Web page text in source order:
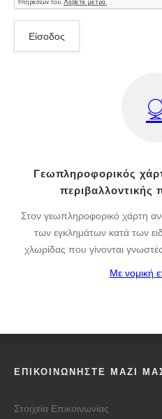
Γεωπληροφορικός
περιβαλλοντικής
Στον γεωπληροφορικό χάρτη
των εγκλημάτων κατά των
χλωρίδας που γίνονται
Με νομική
ΕΠΙΚΟΙΝΩΝΗΣΤΕ ΜΑΖΙ
Στοιχεία Επικοινωνίας